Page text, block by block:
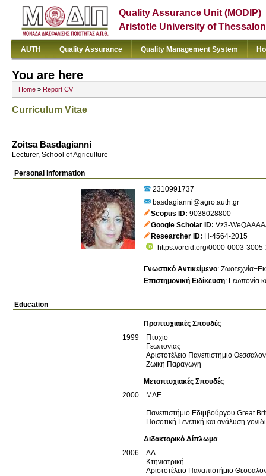
Quality Assurance Unit (MODIP)
Aristotle University of
AUTH Quality Assurance Quality Management System
You are here
Home » Report CV
Curriculum Vitae
Zoitsa Basdagianni
Lecturer, School of Agriculture
Personal Information
2310991737
basdagianni@agro.auth.gr
Scopus ID 9038028800
Google Scholar ID Vz3-
Researcher ID H-4564-2015
https://orcid.org/0000-0003-
Γνωστικό Αντικείμενο:
Επιστημονική Ειδίκευση: Γεωπονία
Education
Προπτυχιακές Σπουδές
1999
Πτυχίο
Γεωπονίας
Αριστοτέλειο Πανεπιστήμιο
Ζωική Παραγωγή
Μεταπτυχιακές Σπουδές
2000
ΜΔΕ
Πανεπιστήμιο Εδιμβούργου Great
Ποσοτική Γενετική και ανάλυση
Διδακτορικό Δίπλωμα
2006
ΔΔ
Κτηνιατρική
Αριστοτέλειο Παναπιστήμιο